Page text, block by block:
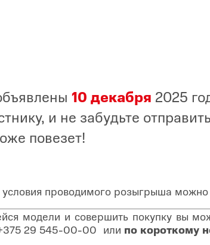
10 декабря 2025
и не забудьте
повезет!
проводимого розыгрыша
модели и совершить покупку вы
29 545-00-00 или по короткому